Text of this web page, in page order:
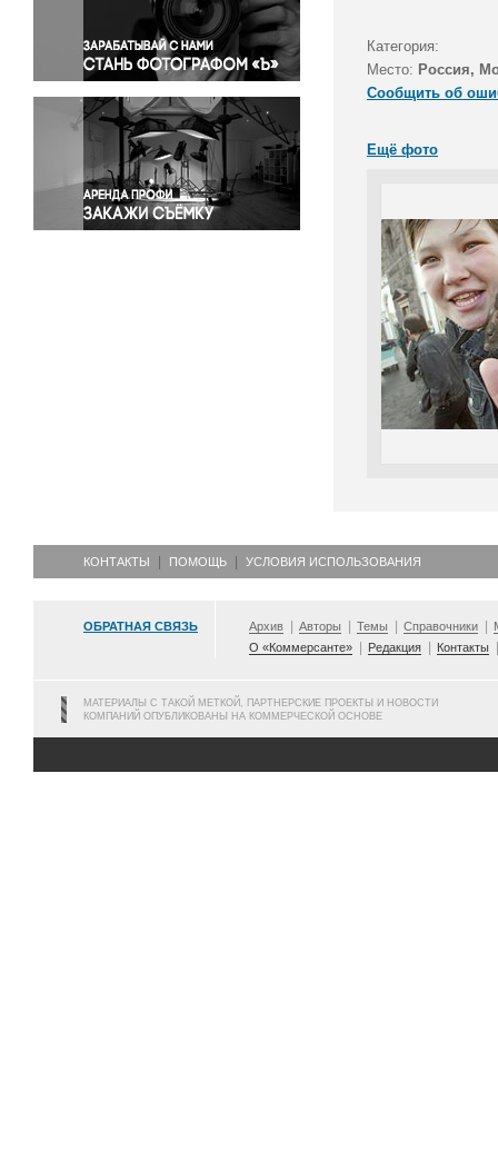
Правосудие
Происшествия и конфликты
Религия
Светская жизнь
Спорт
Экология
Экономика и бизнес
Категория:
Место: Россия,
Сообщить об
Ещё фото
КОНТАКТЫ ПОМОЩЬ УСЛОВИЯ ИСПОЛЬЗОВАНИЯ
ОБРАТНАЯ СВЯЗЬ Архив Авторы Темы Справочники
О «Коммерсанте»
Редакция Контакты
МАТЕРИАЛЫ С ТАКОЙ МЕТКОЙ, ПАРТНЕРСКИЕ ПРОЕКТЫ И НОВОСТИ
КОМПАНИЙ ОПУБЛИКОВАНЫ НА КОММЕРЧЕСКОЙ ОСНОВЕ